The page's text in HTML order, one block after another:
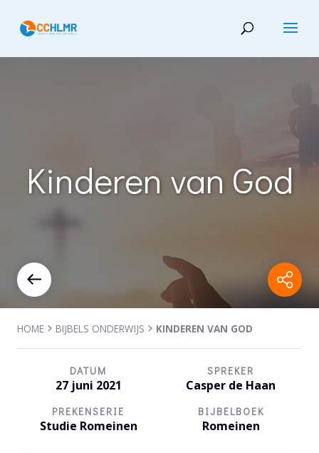
Kinderen van God
HOME BIJBELS ONDERWIJS KINDEREN VAN GOD
DATUM
27 juni 2021
SPREKER
Casper de Haan
PREKENSERIE
Studie Romeinen
BIJBELBOEK
Romeinen